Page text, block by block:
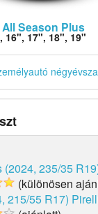
Season Plus
16", 17", 18", 19"
(2024, 235/35
(különösen
215/55 R17)